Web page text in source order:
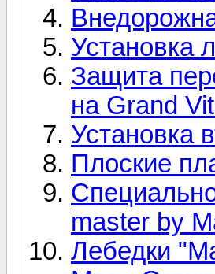
Установка
Защита
на Grand
Установка
Плоские
master by
Лебедки